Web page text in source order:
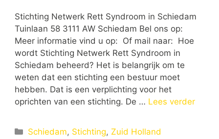
Stichting Netwerk Rett Syndroom in Schiedam
Tuinlaan 58 3111 AW Schiedam Bel ons op:
Meer informatie vind u op: Of mail naar: Hoe
wordt Stichting Netwerk Rett Syndroom in
Schiedam beheerd? Het is belangrijk om te
weten dat een stichting een bestuur moet
hebben. Dat is een verplichting voor het
oprichten van een stichting. De … Lees verder
Categorieën
Schiedam, Stichting, Zuid Holland